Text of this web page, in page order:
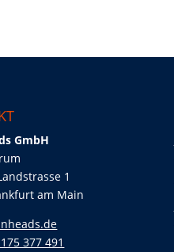
GmbH
1
am Main
377 491